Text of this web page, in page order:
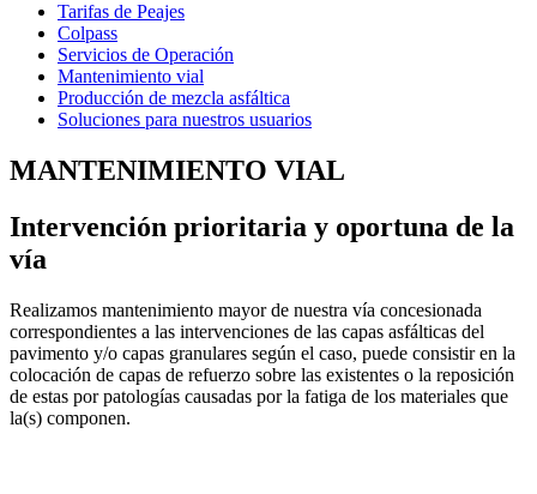
Tarifas de Peajes
Colpass
Servicios de Operación
Mantenimiento vial
Producción de mezcla asfáltica
Soluciones para nuestros usuarios
MANTENIMIENTO VIAL
Intervención prioritaria y oportuna de la
vía
Realizamos mantenimiento mayor de nuestra vía concesionada
correspondientes a las intervenciones de las capas asfálticas del
pavimento y/o capas granulares según el caso, puede consistir en la
colocación de capas de refuerzo sobre las existentes o la reposición
de estas por patologías causadas por la fatiga de los materiales que
la(s) componen.